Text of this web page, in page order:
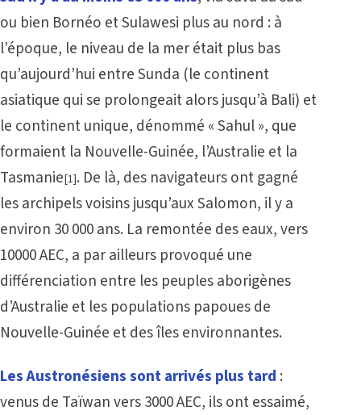
ou bien Bornéo et Sulawesi plus au nord : à
l’époque, le niveau de la mer était plus bas
qu’aujourd’hui entre Sunda (le continent
asiatique qui se prolongeait alors jusqu’à Bali) et
le continent unique, dénommé « Sahul », que
formaient la Nouvelle-Guinée, l’Australie et la
Tasmanie[1]. De là, des navigateurs ont gagné
les archipels voisins jusqu’aux Salomon, il y a
environ 30 000 ans. La remontée des eaux, vers
10000 AEC, a par ailleurs provoqué une
différenciation entre les peuples aborigènes
d’Australie et les populations papoues de
Nouvelle-Guinée et des îles environnantes.
Les Austronésiens sont arrivés plus tard :
venus de Taïwan vers 3000 AEC, ils ont essaimé,